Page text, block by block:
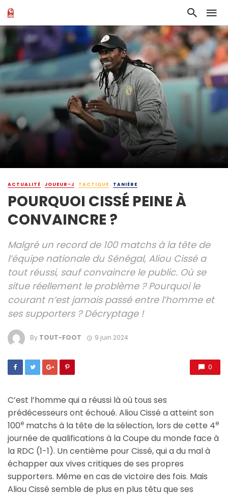
ACTUALITÉ JOUEUR-J TACTIQUE TANIÈRE
POURQUOI CISSÉ PEINE À
CONVAINCRE ?
Malgré un record de 100 matchs à la tête de
l’équipe nationale du Sénégal, Aliou Cissé a
tout réussi, sauf convaincre le public. Où se
situe réellement le problème ? Pourquoi le
courant n’est jamais passé entre l’homme et
ses supporters ? Décryptage !
By TOUT-FOOT 9 juin 2024
0
C’est l’homme qui a réussi là où tous ses
prédécesseurs ont échoué. Aliou Cissé a atteint son
100e matchs à la tête de la sélection, lors de cette 4e
journée de qualifications à la Coupe du monde face à
la RDC (1-1). Un centième pour Cissé, qui a du mal à
échapper aux vives critiques de ses propres
supporters. Même en cas de victoire des fois. Mais
Aliou Cissé semble de plus en plus têtu que ses